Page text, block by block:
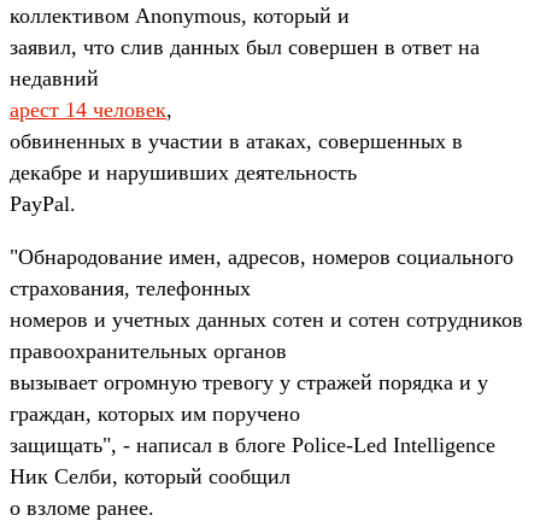
коллективом Anonymous, который и
заявил, что слив данных был совершен в ответ на
недавний
арест 14 человек,
обвиненных в участии в атаках, совершенных в
декабре и нарушивших деятельность
PayPal.
"Обнародование имен, адресов, номеров социального
страхования, телефонных
номеров и учетных данных сотен и сотен сотрудников
правоохранительных органов
вызывает огромную тревогу у стражей порядка и у
граждан, которых им поручено
защищать", - написал в блоге Police-Led Intelligence
Ник Селби, который сообщил
о взломе ранее.